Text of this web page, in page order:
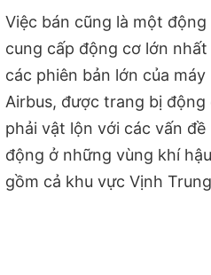
Việc bán cũng là một
cung cấp động cơ lớn
các phiên bản lớn của
Airbus, được trang bị động
phải vật lộn với các vấn
động ở những vùng khí
gồm cả khu vực Vịnh